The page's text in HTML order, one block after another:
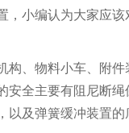
，小编认为大家应
构、物料小车、附
安全主要有阻尼断
及弹簧缓冲装置的